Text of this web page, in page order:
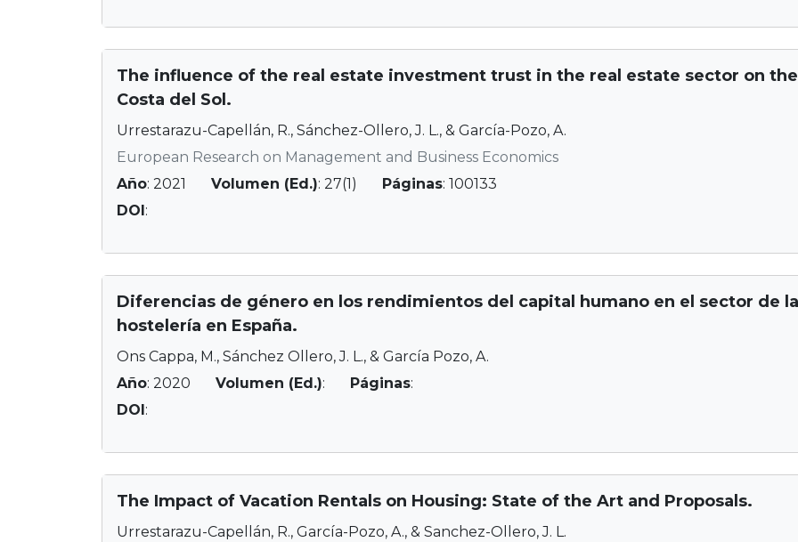
The influence of the real estate investment trust in the real estate sector on the
Costa del Sol.
Urrestarazu-Capellán, R., Sánchez-Ollero, J. L., & García-Pozo, A.
European Research on Management and Business Economics
Año: 2021 Volumen (Ed.): 27(1) Páginas: 100133
DOI :
Diferencias de género en los rendimientos del capital humano en el sector de la
hostelería en España.
Ons Cappa, M., Sánchez Ollero, J. L., & García Pozo, A.
Año: 2020 Volumen (Ed.): Páginas:
DOI :
The Impact of Vacation Rentals on Housing: State of the Art and Proposals.
Urrestarazu-Capellán, R., García-Pozo, A., & Sanchez-Ollero, J. L.